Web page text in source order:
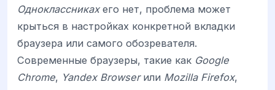
Одноклассникахего нет, проблема может
крыться в настройках конкретной вкладки
браузера или самого обозревателя.
Современные браузеры, такие как Google
Chrome, Yandex Browserили Mozilla Firefox,